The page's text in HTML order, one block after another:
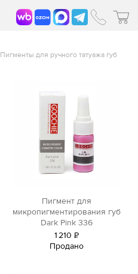
Пигменты для ручного татуажа губ
Пигмент для
микропигментирования губ
Dark Pink 336
1210 Р
уб.
Продано